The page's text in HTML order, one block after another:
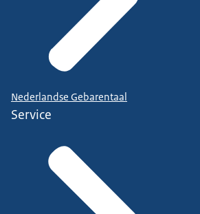
Nederlandse Gebarentaal
Service